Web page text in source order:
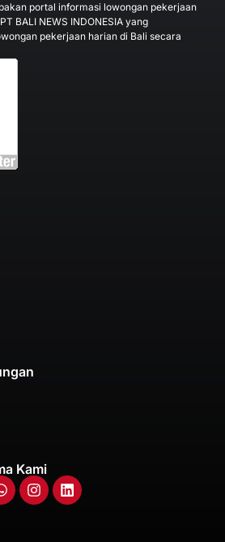
portal informasi lowongan pekerjaan
BALI NEWS INDONESIA yang
pekerjaan harian di Bali secara
Kami